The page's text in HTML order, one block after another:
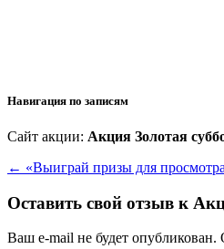
Навигация по записям
Сайт акции: Акция Золотая
← «Выиграй призы для
Оставить свой отзыв к
Ваш e-mail не будет опубликован.